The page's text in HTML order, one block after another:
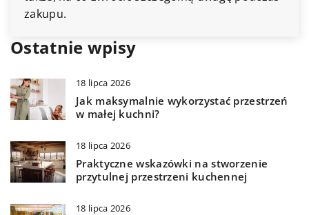
zakupu.
Ostatnie wpisy
18 lipca 2026
Jak maksymalnie wykorzystać przestrzeń
w małej kuchni?
18 lipca 2026
Praktyczne wskazówki na stworzenie
przytulnej przestrzeni kuchennej
18 lipca 2026